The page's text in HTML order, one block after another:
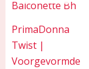
PrimaDonna
Twist |
Voorgevormde